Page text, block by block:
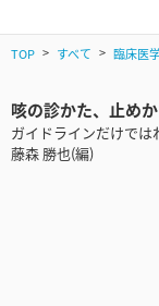
TOP すべて 臨床医
咳の診かた、止めか
ガイドラインだけでは
藤森 勝也(編)